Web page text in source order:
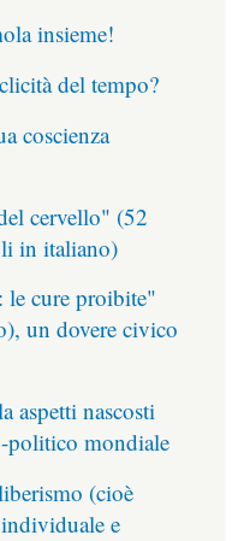
insieme!
del tempo?
coscienza
cervello" (52
in italiano)
cure proibite"
un dovere civico
aspetti nascosti
politico mondiale
(cioè
e